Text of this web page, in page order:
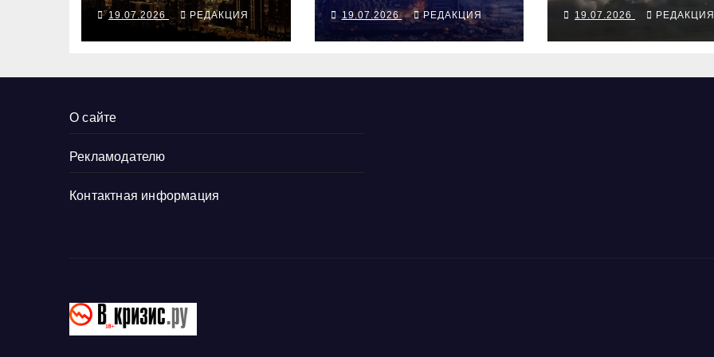
19.07.2026 РЕДАКЦИЯ 19.07.2026 РЕДАКЦИЯ
наказывает
но Ормуз под
иранской
19.07.2026 РЕДАКЦИЯ
О сайте
Рекламодателю
Контактная информация